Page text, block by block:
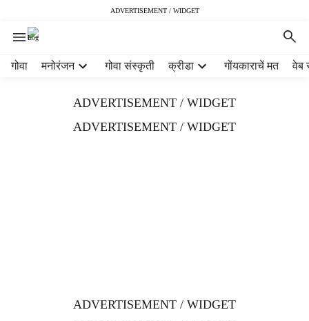
ADVERTISEMENT / WIDGET
गोवा मनोरंजन गोवा संस्कृती क्रीडा गोंयकाराचें मत वेब
ADVERTISEMENT / WIDGET
ADVERTISEMENT / WIDGET
ADVERTISEMENT / WIDGET